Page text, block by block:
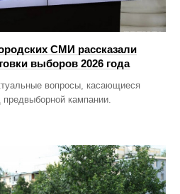
СМИ рассказали
выборов 2026 года
вопросы, касающиеся
кампании.